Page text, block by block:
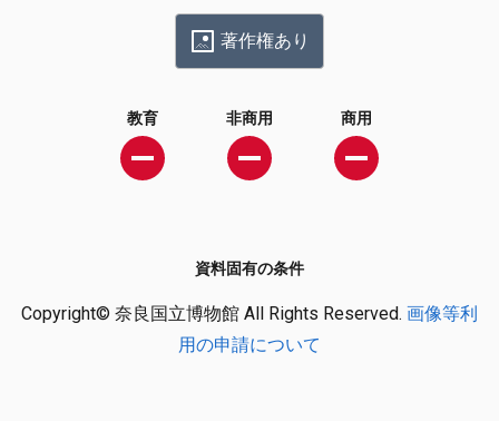
著作権あり
教育 非商用 商用
資料固有の条件
Copyright© 奈良国立博物館 All Rights Reserved. 画像等利
用の申請について